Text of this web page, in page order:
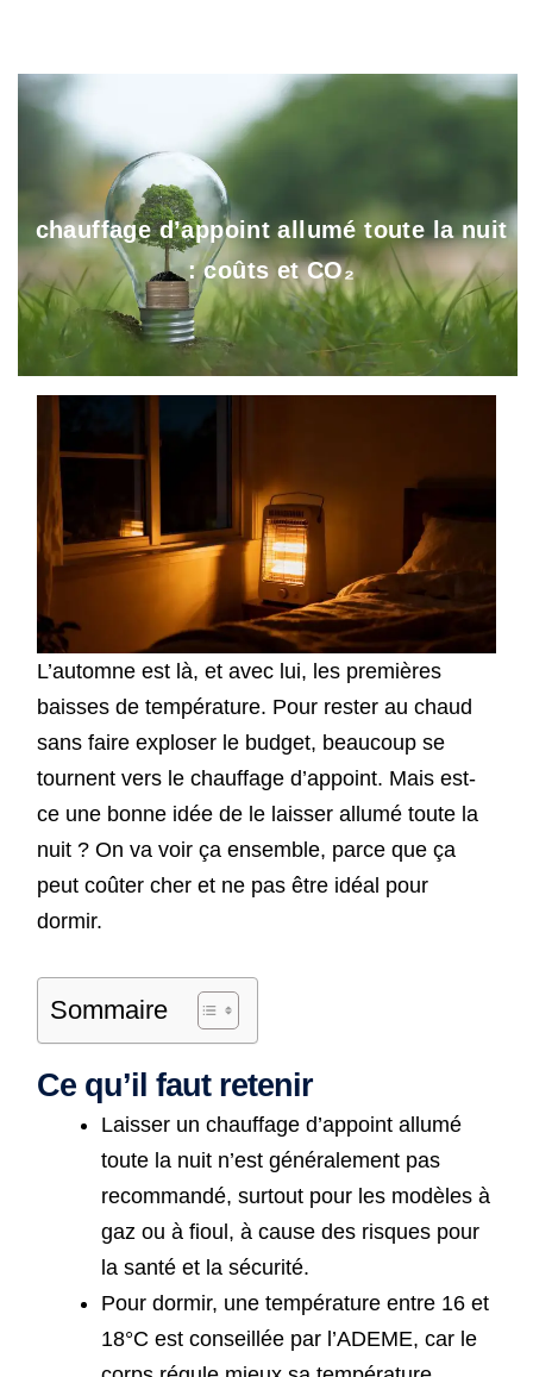
chauffage d’appoint allumé toute la nuit
: coûts et CO₂
L’automne est là, et avec lui, les premières
baisses de température. Pour rester au chaud
sans faire exploser le budget, beaucoup se
tournent vers le chauffage d’appoint. Mais est-
ce une bonne idée de le laisser allumé toute la
nuit ? On va voir ça ensemble, parce que ça
peut coûter cher et ne pas être idéal pour
dormir.
Sommaire
Ce qu’il faut retenir
Laisser un chauffage d’appoint allumé
toute la nuit n’est généralement pas
recommandé, surtout pour les modèles à
gaz ou à fioul, à cause des risques pour
la santé et la sécurité.
Pour dormir, une température entre 16 et
18°C est conseillée par l’ADEME, car le